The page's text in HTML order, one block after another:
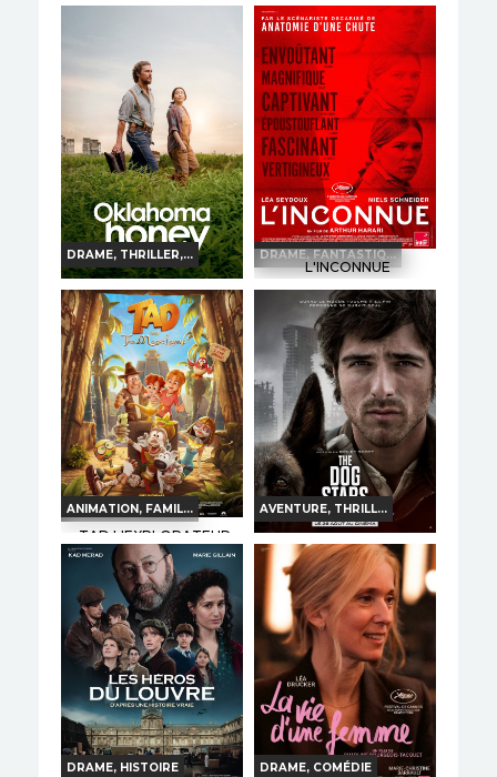
Horaires et Infos
Bande-annonce
TOUT PUBLIC VF
FJORD
Horaires et Infos
Bande-annonce
TOUT PUBLIC VO
DRAME, THRILLER,...
OKLAHOMA HONEY
Horaires et Infos
Bande-annonce
TOUT PUBLIC VF
DRAME, FANTASTIQ...
L'INCONNUE
Horaires et Infos
Bande-annonce
TOUT PUBLIC VF
ANIMATION, FAMIL...
TAD L'EXPLORATEUR
ET LA LAMPE MAGIQUE
Horaires et Infos
Bande-annonce
TOUT PUBLIC
AVENTURE, THRILL...
THE DOG STARS
Horaires et Infos
Bande-annonce
TOUT PUBLIC VF
DRAME, HISTOIRE DRAME, COMÉDIE